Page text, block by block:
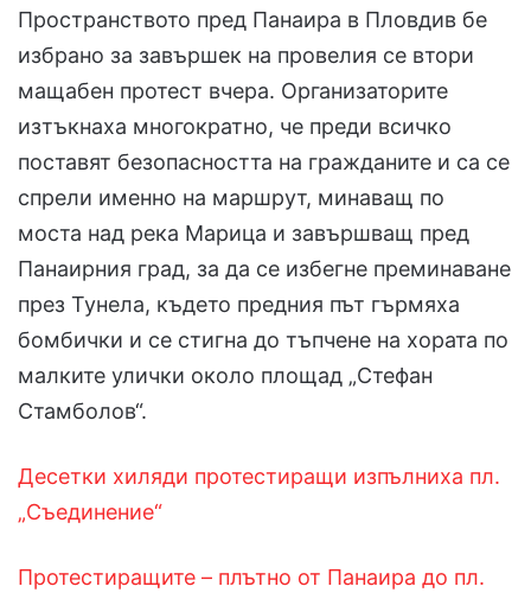
Пространството пред Панаира в Пловдив бе
избрано за завършек на провелия се втори
мащабен протест вчера. Организаторите
изтъкнаха многократно, че преди всичко
поставят безопасността на гражданите и са се
спрели именно на маршрут, минаващ по
моста над река Марица и завършващ пред
Панаирния град, за да се избегне преминаване
през Тунела, където предния път гърмяха
бомбички и се стигна до тъпчене на хората по
малките улички около площад „Стефан
Стамболов“.
Десетки хиляди протестиращи изпълниха пл.
„Съединение“
Протестиращите – плътно от Панаира до пл.